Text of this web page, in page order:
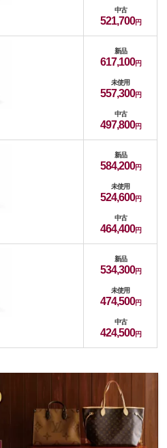
中古
521,700
新品
617,100
未使用
557,300
中古
497,800
新品
584,200
未使用
524,600
中古
464,400
新品
534,300
未使用
474,500
中古
424,500